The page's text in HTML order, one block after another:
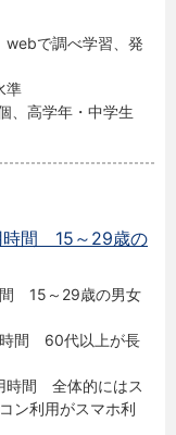
webで調べ学習、発
準
、高学年・中学生
時間 15～29歳の
間 15～29歳の男女
時間 60代以上が長
時間 全体的にはス
ン利用がスマホ利